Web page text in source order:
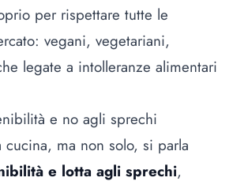
per rispettare tutte le
vegani, vegetariani,
legate a intolleranze alimentari
e no agli sprechi
cucina, ma non solo, si parla
e lotta agli sprechi,